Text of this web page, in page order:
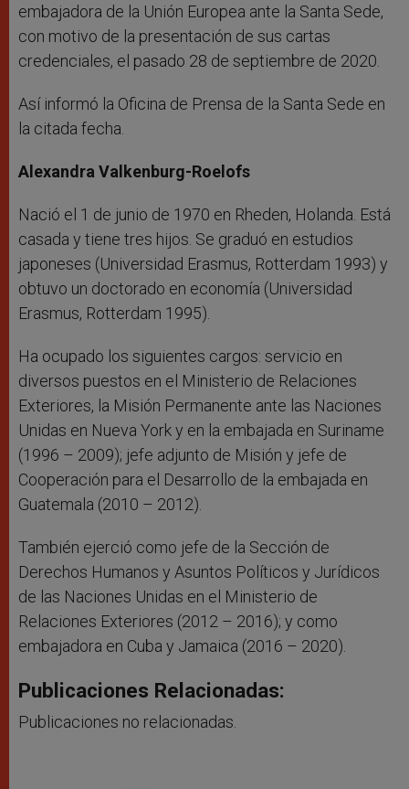
embajadora de la Unión Europea ante la Santa Sede,
con motivo de la presentación de sus cartas
credenciales, el pasado 28 de septiembre de 2020.
Así informó la Oficina de Prensa de la Santa Sede en
la citada fecha.
Alexandra Valkenburg-Roelofs
Nació el 1 de junio de 1970 en Rheden, Holanda. Está
casada y tiene tres hijos. Se graduó en estudios
japoneses (Universidad Erasmus, Rotterdam 1993) y
obtuvo un doctorado en economía (Universidad
Erasmus, Rotterdam 1995).
Ha ocupado los siguientes cargos: servicio en
diversos puestos en el Ministerio de Relaciones
Exteriores, la Misión Permanente ante las Naciones
Unidas en Nueva York y en la embajada en Suriname
(1996 – 2009); jefe adjunto de Misión y jefe de
Cooperación para el Desarrollo de la embajada en
Guatemala (2010 – 2012).
También ejerció como jefe de la Sección de
Derechos Humanos y Asuntos Políticos y Jurídicos
de las Naciones Unidas en el Ministerio de
Relaciones Exteriores (2012 – 2016); y como
embajadora en Cuba y Jamaica (2016 – 2020).
Publicaciones Relacionadas:
Publicaciones no relacionadas.